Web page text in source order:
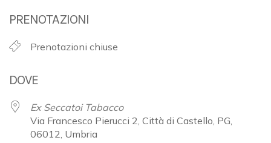
PRENOTAZIONI
Prenotazioni chiuse
DOVE
Ex Seccatoi Tabacco
Via Francesco Pierucci 2, Città di Castello, PG,
06012, Umbria